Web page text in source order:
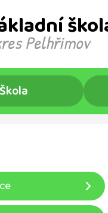
Pelhřimov
Škola